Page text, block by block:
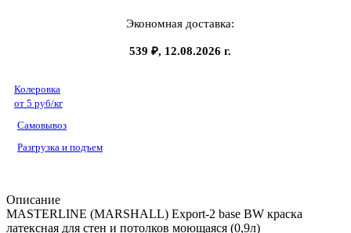
Экономная доставка:
539 ₽, 12.08.2026 г.
Колеровка
от 5 руб/кг
Самовывоз
Разгрузка и подъем
Описание
MASTERLINE (MARSHALL) Export-2 base BW краска
латексная для стен и потолков моющаяся (0,9л)